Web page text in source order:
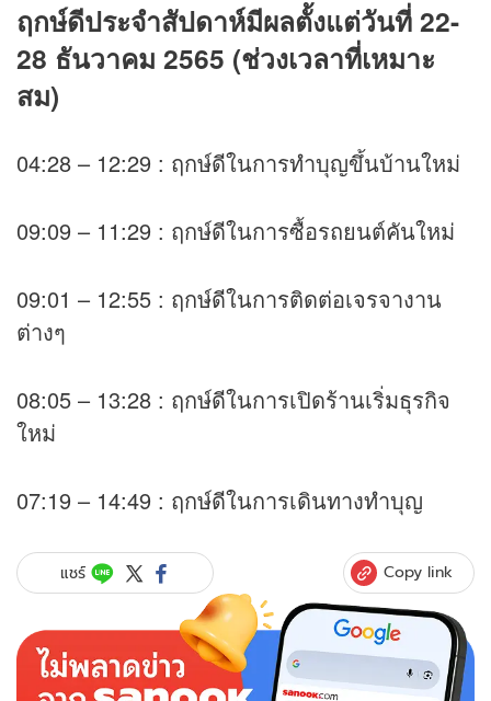
ฤกษ์ดีประจำสัปดาห์มีผลตั้งแต่วันที่ 22-
28 ธันวาคม 2565 (ช่วงเวลาที่เหมาะ
สม)
04:28 – 12:29 : ฤกษ์ดีในการทำบุญขึ้นบ้านใหม่
09:09 – 11:29 : ฤกษ์ดีในการซื้อรถยนต์คันใหม่
09:01 – 12:55 : ฤกษ์ดีในการติดต่อเจรจางาน
ต่างๆ
08:05 – 13:28 : ฤกษ์ดีในการเปิดร้านเริ่มธุรกิจ
ใหม่
07:19 – 14:49 : ฤกษ์ดีในการเดินทางทำบุญ
แชร์ Copy link